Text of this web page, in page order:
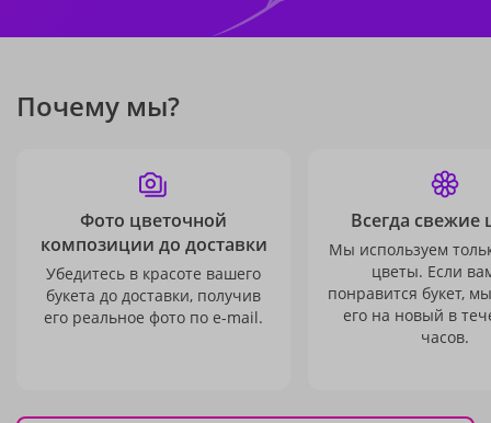
Почему мы?
Фото цветочной
композиции до доставки
Убедитесь в красоте вашего
букета до доставки, получив
его реальное фото по e-mail.
Всегда свежие
Мы используем
цветы. Если
понравится букет,
его на новый в
часов.